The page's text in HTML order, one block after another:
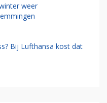
weer
Bij Lufthansa kost dat